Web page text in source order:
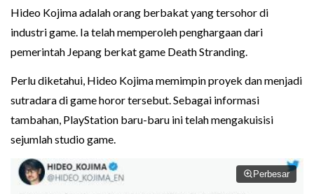
Hideo Kojima adalah orang berbakat yang tersohor di
industri game. Ia telah memperoleh penghargaan dari
pemerintah Jepang berkat game Death Stranding.
Perlu diketahui, Hideo Kojima memimpin proyek dan menjadi
sutradara di game horor tersebut. Sebagai informasi
tambahan, PlayStation baru-baru ini telah mengakuisisi
sejumlah studio game.
Perbesar